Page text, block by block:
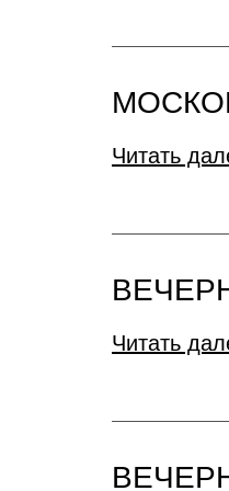
Читать
Читать